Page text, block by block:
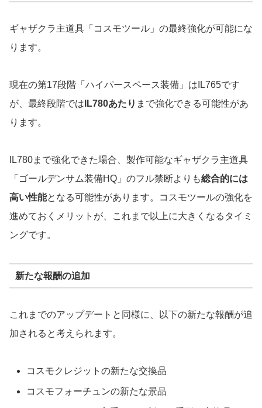
ギャザクラ主道具「コスモツール」の最終強化が可能にな
ります。
現在の第17段階「ハイパースペース装備」はIL765です
が、最終段階では IL780あたり まで強化できる可能性があ
ります。
IL780まで強化できた場合、製作可能なギャザクラ主道具
「ゴールデンサム装備HQ」のフル禁断よりも総合的には
高い性能となる可能性があります。コスモツールの強化を
進めておくメリットが、これまで以上に大きくなるタイミ
ングです。
新たな報酬の追加
これまでのアップデートと同様に、以下の新たな報酬が追
加されると考えられます。
コスモクレジットの新たな交換品
コスモフォーチュンの新たな景品